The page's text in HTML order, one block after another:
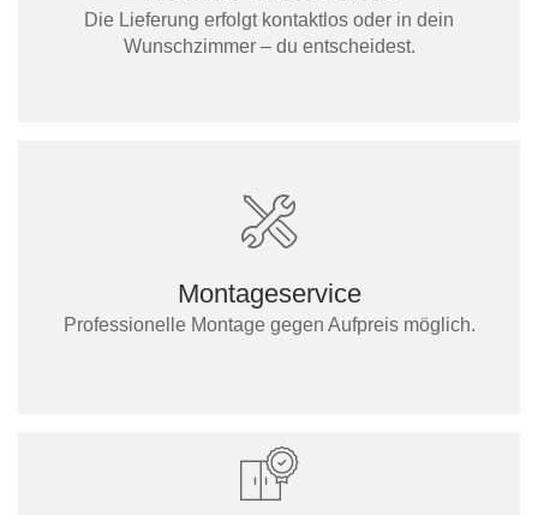
Die Lieferung erfolgt kontaktlos oder in dein
Wunschzimmer – du entscheidest.
Montageservice
Professionelle Montage gegen Aufpreis möglich.